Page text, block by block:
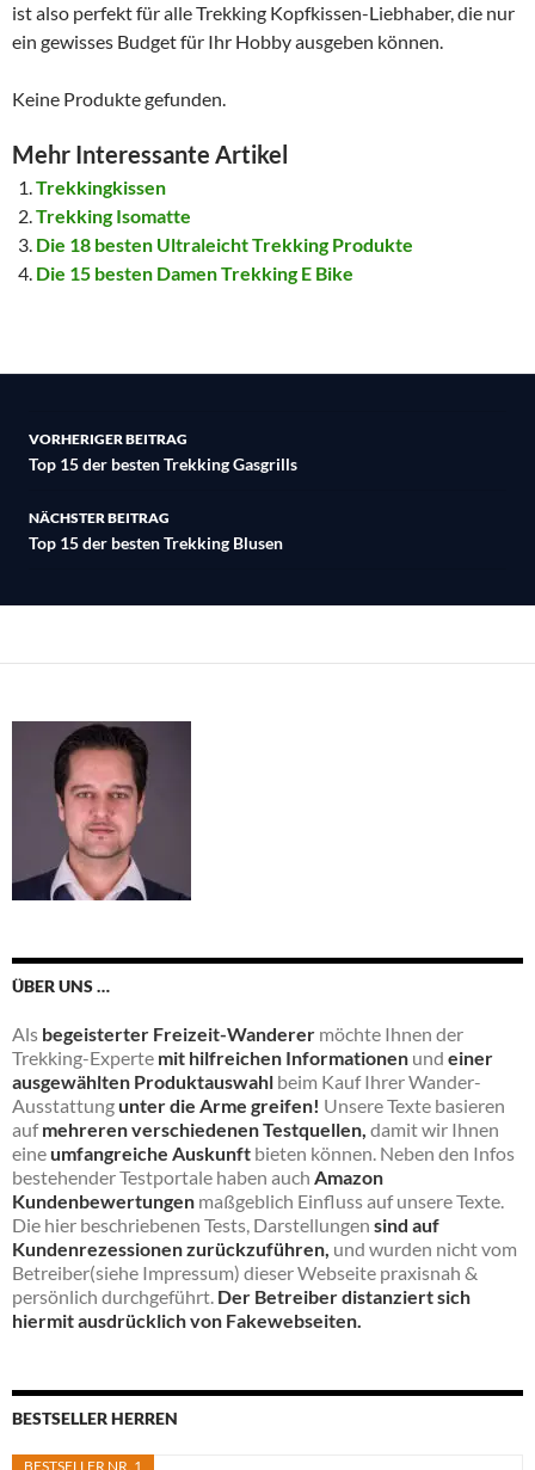
ist also perfekt für alle Trekking Kopfkissen-Liebhaber, die nur
ein gewisses Budget für Ihr Hobby ausgeben können.
Keine Produkte gefunden.
Mehr Interessante Artikel
Trekkingkissen
Trekking Isomatte
Die 18 besten Ultraleicht Trekking Produkte
Die 15 besten Damen Trekking E Bike
Beitragsnavigation
VORHERIGER BEITRAG
Top 15 der besten Trekking Gasgrills
NÄCHSTER BEITRAG
Top 15 der besten Trekking Blusen
ÜBER UNS …
Als begeisterter Freizeit-Wanderer möchte Ihnen der
Trekking-Experte mit hilfreichen Informationen und einer
ausgewählten Produktauswahl beim Kauf Ihrer Wander-
Ausstattung unter die Arme greifen! Unsere Texte basieren
aufmehreren verschiedenen Testquellen, damit wir Ihnen
eine umfangreiche Auskunft bieten können. Neben den Infos
bestehender Testportale haben auch Amazon
Kundenbewertungen maßgeblich Einfluss auf unsere Texte.
Die hier beschriebenen Tests, Darstellungen sind auf
Kundenrezessionen zurückzuführen, und wurden nicht vom
Betreiber(siehe Impressum) dieser Webseite praxisnah &
persönlich durchgeführt. Der Betreiber distanziert sich
hiermit ausdrücklich von Fakewebseiten.
BESTSELLER HERREN
BESTSELLER NR. 1